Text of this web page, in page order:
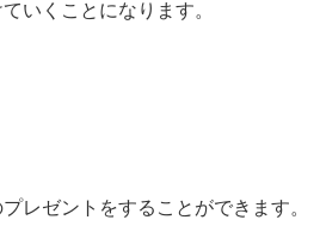
いくことになります。
レゼントをすることができます。